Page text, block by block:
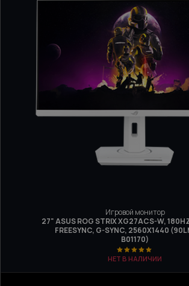
Игровой монитор
27" ASUS ROG STRIX XG27ACS-W,
FREESYNC, G-SYNC, 2560X1440
B01170)
НЕТ В НАЛИЧИИ